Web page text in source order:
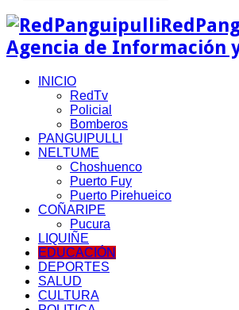
Agencia de Información
INICIO
RedTv
Policial
Bomberos
PANGUIPULLI
NELTUME
Choshuenco
Puerto Fuy
Puerto Pirehueico
COÑARIPE
Pucura
LIQUIÑE
EDUCACIÓN
DEPORTES
SALUD
CULTURA